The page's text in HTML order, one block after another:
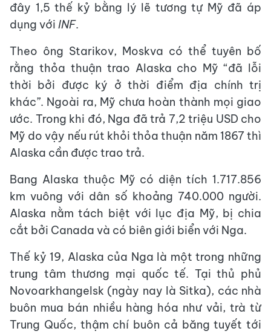
đây 1,5 thế kỷ bằng lý lẽ tương tự Mỹ đã áp
dụng với INF.
Theo ông Starikov, Moskva có thể tuyên bố
rằng thỏa thuận trao Alaska cho Mỹ “đã lỗi
thời bởi được ký ở thời điểm địa chính trị
khác”. Ngoài ra, Mỹ chưa hoàn thành mọi giao
ước. Trong khi đó, Nga đã trả 7,2 triệu USD cho
Mỹ do vậy nếu rút khỏi thỏa thuận năm 1867 thì
Alaska cần được trao trả.
Bang Alaska thuộc Mỹ có diện tích 1.717.856
km vuông với dân số khoảng 740.000 người.
Alaska nằm tách biệt với lục địa Mỹ, bị chia
cắt bởi Canada và có biên giới biển với Nga.
Thế kỷ 19, Alaska của Nga là một trong những
trung tâm thương mại quốc tế. Tại thủ phủ
Novoarkhangelsk (ngày nay là Sitka), các nhà
buôn mua bán nhiều hàng hóa như vải, trà từ
Trung Quốc, thậm chí buôn cả băng tuyết tới